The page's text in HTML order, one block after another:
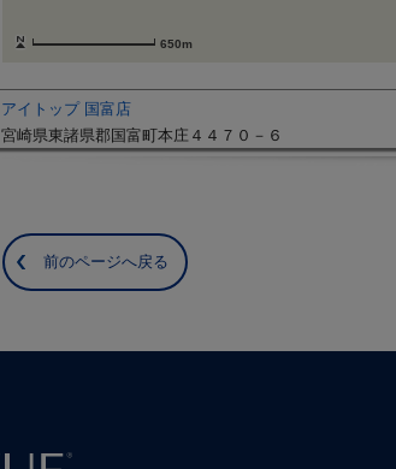
650m
アイトップ 国富店
宮崎県東諸県郡国富町本庄４４７０－６
前のページへ戻る